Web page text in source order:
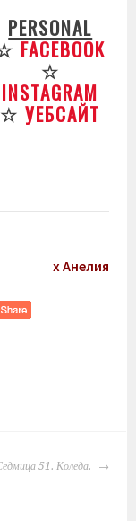
PERSONAL
FACEBOOK
☆
INSTAGRAM
☆УЕБСАЙТ
х Анелия
51. Коледа.